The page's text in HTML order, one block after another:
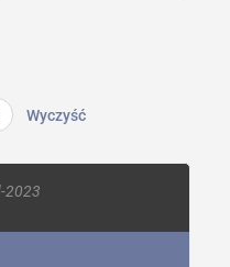
Wyczyść
2023